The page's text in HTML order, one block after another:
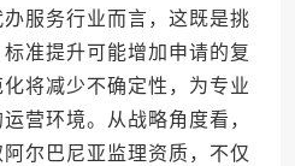
服务行业而言，这既是挑
准提升可能增加申请的复
将减少不确定性，为专业
营环境。从战略角度看，
尔巴尼亚监理资质，不仅